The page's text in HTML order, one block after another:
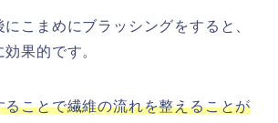
こまめにブラッシングをすると、
果的です。
ることで繊維の流れを整えることが